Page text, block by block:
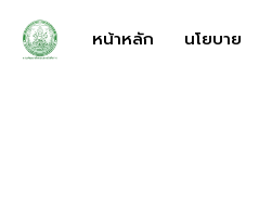
หน้าหลัก นโยบาย